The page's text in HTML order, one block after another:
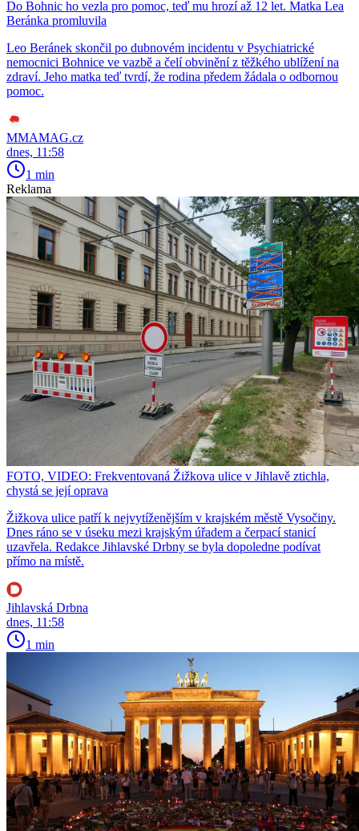
Do Bohnic ho vezla pro pomoc, teď mu hrozí až 12 let. Matka Lea
Beránka promluvila
Leo Beránek skončil po dubnovém incidentu v Psychiatrické
nemocnici Bohnice ve vazbě a čelí obvinění z těžkého ublížení na
zdraví. Jeho matka teď tvrdí, že rodina předem žádala o odbornou
pomoc.
MMAMAG.cz
dnes, 11:58
1 min
Reklama
FOTO, VIDEO: Frekventovaná Žižkova ulice v Jihlavě ztichla,
chystá se její oprava
Žižkova ulice patří k nejvytíženějším v krajském městě Vysočiny.
Dnes ráno se v úseku mezi krajským úřadem a čerpací stanicí
uzavřela. Redakce Jihlavské Drbny se byla dopoledne podívat
přímo na místě.
Jihlavská Drbna
dnes, 11:58
1 min